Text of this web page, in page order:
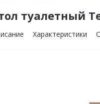
туалетный
Характеристики